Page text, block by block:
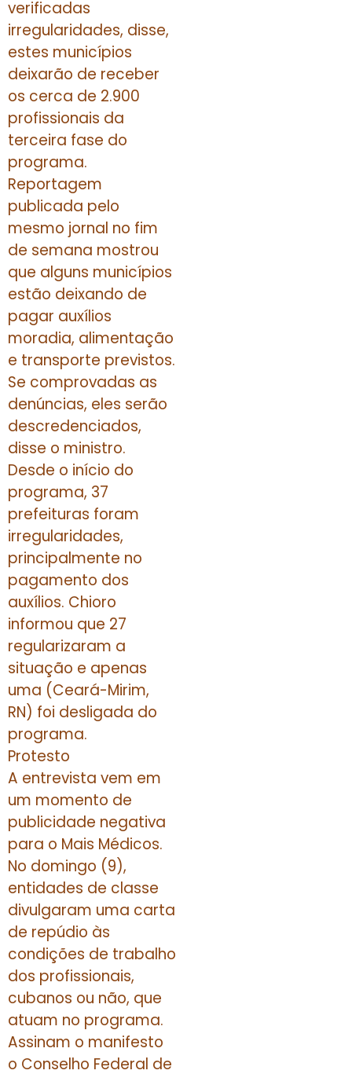
verificadas
irregularidades, disse,
estes municípios
deixarão de receber
os cerca de 2.900
profissionais da
terceira fase do
programa.
Reportagem
publicada pelo
mesmo jornal no fim
de semana mostrou
que alguns municípios
estão deixando de
pagar auxílios
moradia, alimentação
e transporte previstos.
Se comprovadas as
denúncias, eles serão
descredenciados,
disse o ministro.
Desde o início do
programa, 37
prefeituras foram
irregularidades,
principalmente no
pagamento dos
auxílios. Chioro
informou que 27
regularizaram a
situação e apenas
uma (Ceará-Mirim,
RN) foi desligada do
programa.
Protesto
A entrevista vem em
um momento de
publicidade negativa
para o Mais Médicos.
No domingo (9),
entidades de classe
divulgaram uma carta
de repúdio às
condições de trabalho
dos profissionais,
cubanos ou não, que
atuam no programa.
Assinam o manifesto
o Conselho Federal de